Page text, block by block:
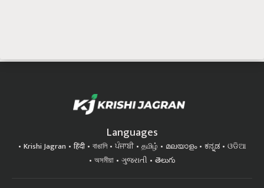
Languages
Krishi Jagran हिंदी বাঙালি ਪੰਜਾਬੀ தமிழ் മലയാളം ಕನ್ನಡ
ଓଡିଆ
অসমীয়া
ગુજરાતી తెలుగు